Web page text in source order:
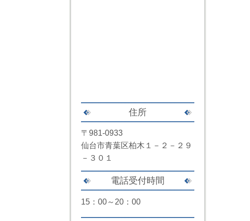
住所
〒981-0933
仙台市青葉区柏木１－２－２９
－３０１
電話受付時間
15：00～20：00